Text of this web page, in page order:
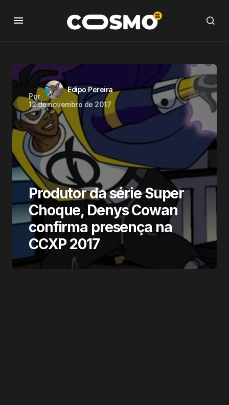
Por
Edipo Pereira
12 de novembro de 2017
Produtor da série Super
Choque, Denys Cowan
confirma presença na
CCXP 2017